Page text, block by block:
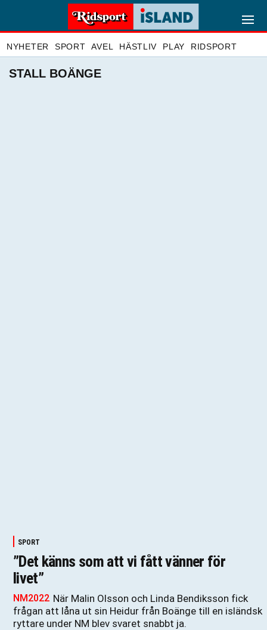
NYHETER SPORT AVEL HÄSTLIV PLAY RIDSPORT
STALL BOÄNGE
SPORT
”Det känns som att vi fått vänner för
livet”
NM2022 När Malin Olsson och Linda Bendiksson fick
frågan att låna ut sin Heidur från Boänge till en isländsk
ryttare under NM blev svaret snabbt ja.